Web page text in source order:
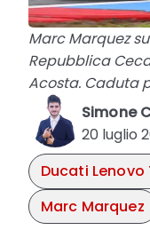
Marc Marquez
Repubblica
Acosta. Caduta
Simone
20 luglio
Ducati Lenovo
Marc Marquez